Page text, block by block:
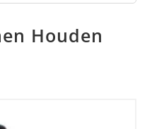
Houden